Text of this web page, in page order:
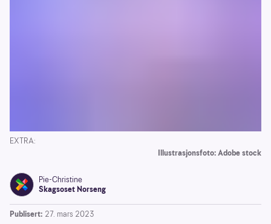
EXTRA:
Illustrasjonsfoto: Adobe stock
Pie-Christine
Skagsoset Norseng
Publisert: 27. mars 2023